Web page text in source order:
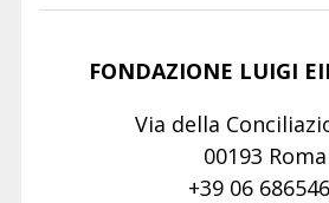
FONDAZIONE LUIGI
Via della
00193 Roma
+39 06